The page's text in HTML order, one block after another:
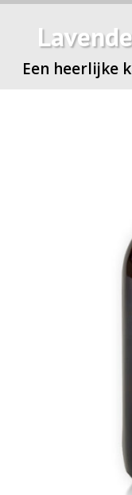
Een heerlijke